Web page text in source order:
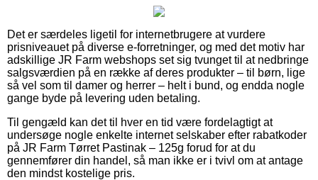
Det er særdeles ligetil for internetbrugere at vurdere
prisniveauet på diverse e-forretninger, og med det motiv har
adskillige JR Farm webshops set sig tvunget til at nedbringe
salgsværdien på en række af deres produkter – til børn, lige
så vel som til damer og herrer – helt i bund, og endda nogle
gange byde på levering uden betaling.
Til gengæld kan det til hver en tid være fordelagtigt at
undersøge nogle enkelte internet selskaber efter rabatkoder
på JR Farm Tørret Pastinak – 125g forud for at du
gennemfører din handel, så man ikke er i tvivl om at antage
den mindst kostelige pris.